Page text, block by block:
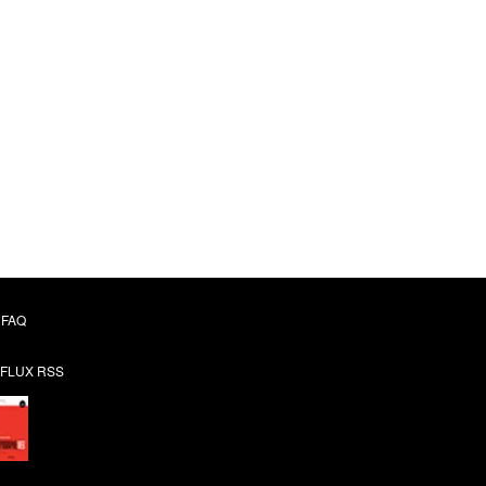
FAQ
FLUX RSS